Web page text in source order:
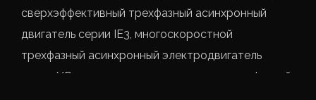
сверхэффективный трехфазный асинхронный
двигатель серии IE3, многоскоростной
трехфазный асинхронный электродвигатель
серии YD с переключением полюсов, трехфазный